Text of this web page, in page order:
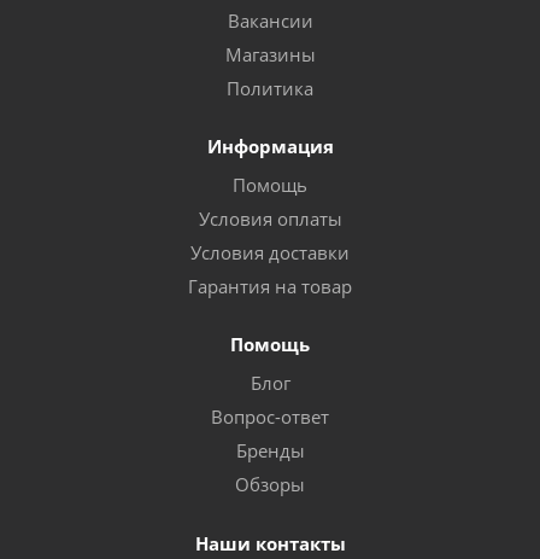
Вакансии
Магазины
Политика
Информация
Помощь
Условия оплаты
Условия доставки
Гарантия на товар
Помощь
Блог
Вопрос-ответ
Бренды
Обзоры
Наши контакты